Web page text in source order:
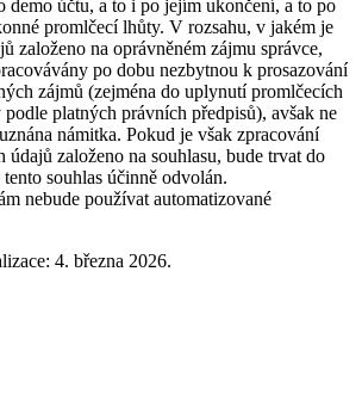
demo účtu, a to i po jejím ukončení, a to po
promlčecí lhůty. V rozsahu, v jakém je
založeno na oprávněném zájmu správce,
po dobu nezbytnou k prosazování
zájmů (zejména do uplynutí promlčecích
platných právních předpisů), avšak ne
námitka. Pokud je však zpracování
údajů založeno na souhlasu, bude trvat do
souhlas účinně odvolán.
nebude používat automatizované
4. března 2026.